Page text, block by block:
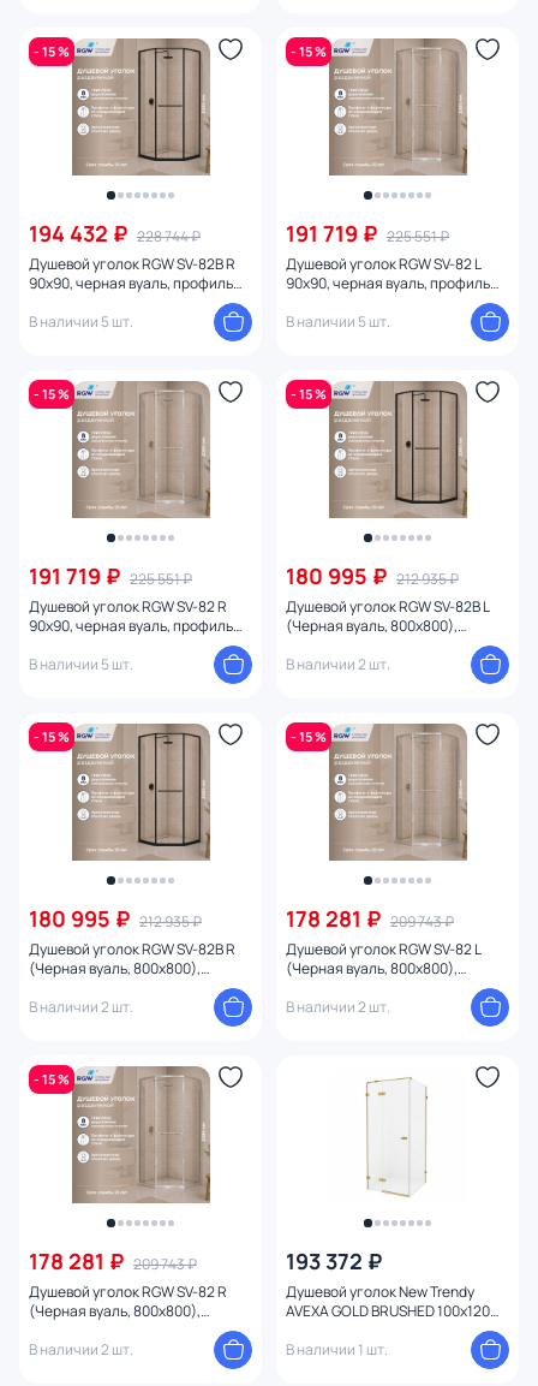
- 15 %
194 432 ₽ 228 744 ₽
Душевой уголок RGW SV-82B R
90х90, черная вуаль, профиль
В наличии 5 шт.
- 15 %
191 719 ₽ 225 551 ₽
Душевой уголок RGW SV-82 L
90х90, черная вуаль, профиль
В наличии 5 шт.
- 15 %
191 719 ₽ 225 551 ₽
Душевой уголок RGW SV-82 R
90х90, черная вуаль, профиль
В наличии 5 шт.
- 15 %
180 995 ₽ 212 935 ₽
Душевой уголок RGW SV-82B L
(Черная вуаль, 800x800),
В наличии 2 шт.
- 15 %
180 995 ₽ 212 935 ₽
Душевой уголок RGW SV-82B R
(Черная вуаль, 800x800),
В наличии 2 шт.
- 15 %
178 281 ₽ 209 743 ₽
Душевой уголок RGW SV-82 L
(Черная вуаль, 800x800),
В наличии 2 шт.
- 15 %
178 281 ₽ 209 743 ₽
Душевой уголок RGW SV-82 R
(Черная вуаль, 800x800),
В наличии 2 шт.
193 372 ₽
Душевой уголок New Trendy
AVEXA GOLD BRUSHED 100x120
стекло прозрачное
В наличии 1 шт.